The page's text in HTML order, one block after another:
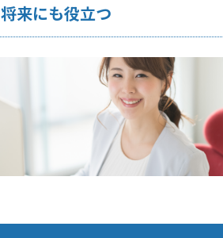
将来にも役立つ